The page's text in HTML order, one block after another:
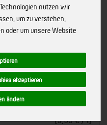
nutzen wir
um zu verstehen,
oder um unsere Website
akzeptieren
ändern
mit
710288
/ 0,75 l
(5,99 € / l)